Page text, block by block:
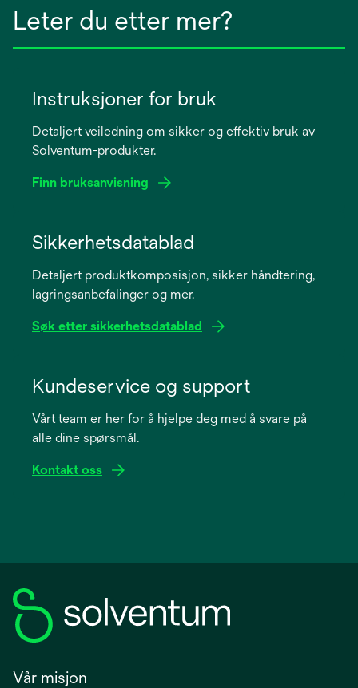
Leter du etter mer?
Instruksjoner for bruk
Detaljert veiledning om sikker og effektiv bruk av
Solventum-produkter.
Finn bruksanvisning
new
Sikkerhetsdatablad
Detaljert produktkomposisjon, sikker håndtering,
lagringsanbefalinger og mer.
Søk etter sikkerhetsdatablad
new
Kundeservice og support
Vårt team er her for å hjelpe deg med å svare på
alle dine spørsmål.
Kontakt oss
Vår misjon